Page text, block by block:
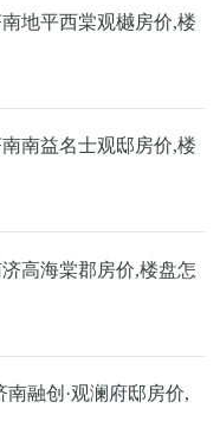
地平西棠观樾房价,楼
南益名士观邸房价,楼
高海棠郡房价,楼盘怎
南融创·观澜府邸房价,